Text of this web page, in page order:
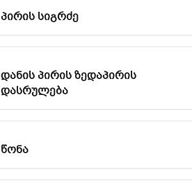
ᲞᲘᲠᲘᲡ ᲡᲘᲒᲠᲫᲔ
ᲓᲐᲜᲘᲡ ᲞᲘᲠᲘᲡ ᲖᲔᲓᲐᲞᲘᲠᲘᲡ
ᲓᲐᲡᲠᲣᲚᲔᲑᲐ
ᲬᲝᲜᲐ